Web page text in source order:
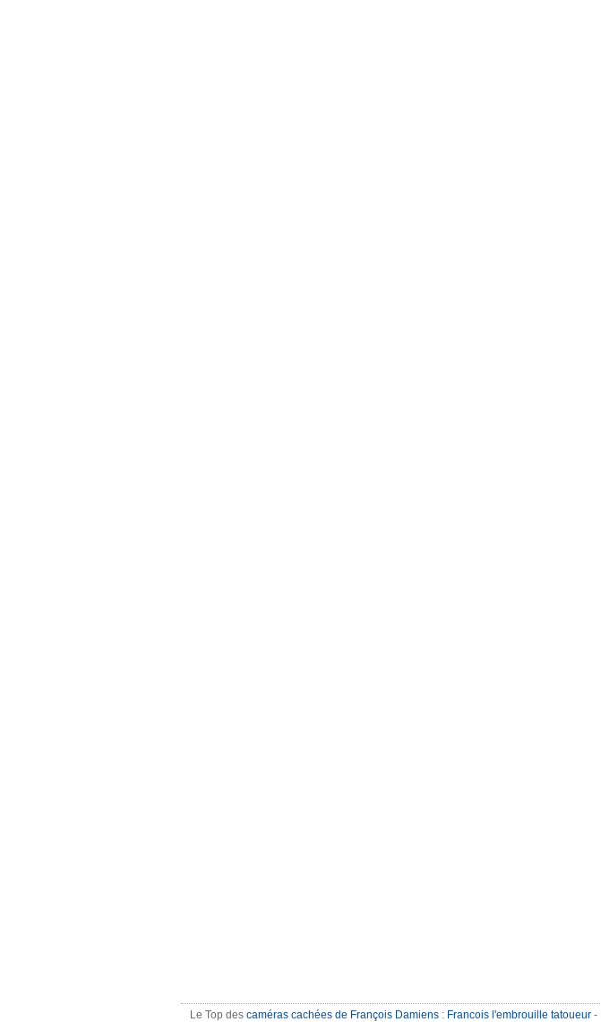
Le Top des caméras cachées de François Damiens : Francois l'embrouille tatoueur -